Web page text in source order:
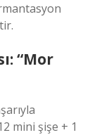
“Mor
mini şişe + 1